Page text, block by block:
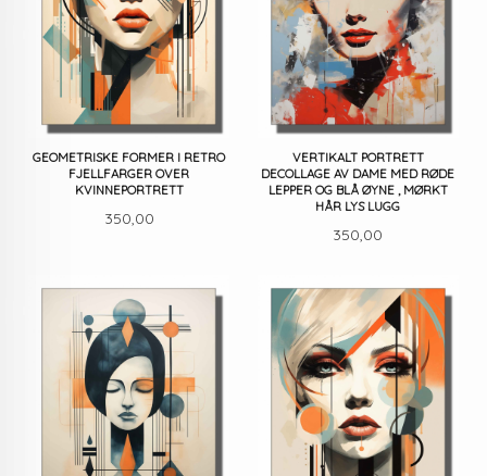
GEOMETRISKE FORMER I RETRO
FJELLFARGER OVER
KVINNEPORTRETT
Pris
350,00
VERTIKALT PORTRETT
DECOLLAGE AV DAME MED RØDE
LEPPER OG BLÅ ØYNE , MØRKT
HÅR LYS LUGG
Pris
350,00